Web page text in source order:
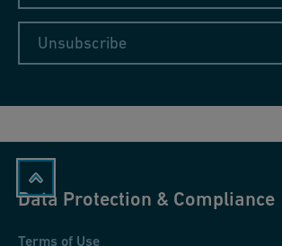
Unsubscribe
Data Protection & Compliance
Terms of Use